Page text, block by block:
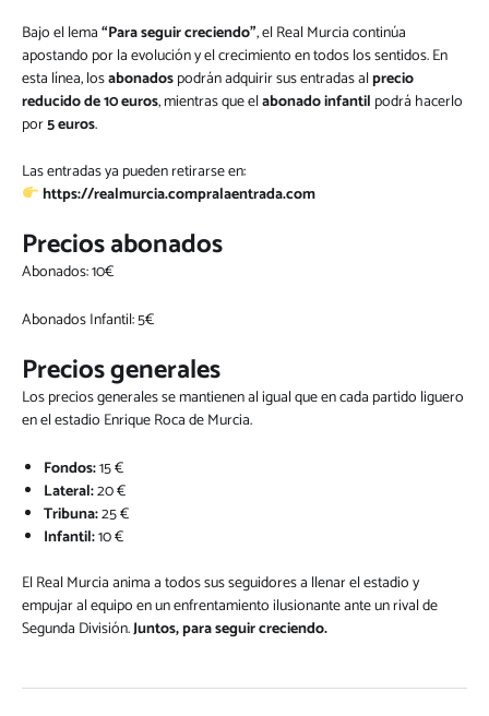
Bajo el lema“Para seguir creciendo”, el Real Murcia continúa
apostando por la evolución y el crecimiento en todos los sentidos. En
esta línea, losabonadospodrán adquirir sus entradas alprecio
reducido de 10 euros, mientras que elabonado infantil podrá hacerlo
por5 euros.
Las entradas ya pueden retirarse en:
https://realmurcia.compralaentrada.com
Precios abonados
Abonados: 10€
Abonados Infantil: 5€
Precios generales
Los precios generales se mantienen al igual que en cada partido liguero
en el estadio Enrique Roca de Murcia.
Fondos:15 €
Lateral:20 €
Tribuna:25 €
Infantil:10 €
El Real Murcia anima a todos sus seguidores a llenar el estadio y
empujar al equipo en un enfrentamiento ilusionante ante un rival de
Segunda División.Juntos, para seguir creciendo.